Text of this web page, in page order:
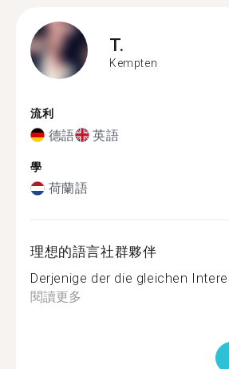
T.
Kempten
流利
德語 英語
學
荷蘭語
理想的語言社群夥伴
Derjenige der die gleichen
閱讀更多